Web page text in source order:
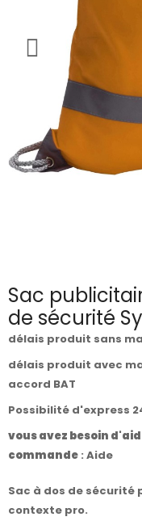
Sac
de sécurité
délais produit sans
délais produit avec
accord BAT
Possibilité d'express
vous avez besoin
commande : Aide
Sac à dos de
contexte pro.